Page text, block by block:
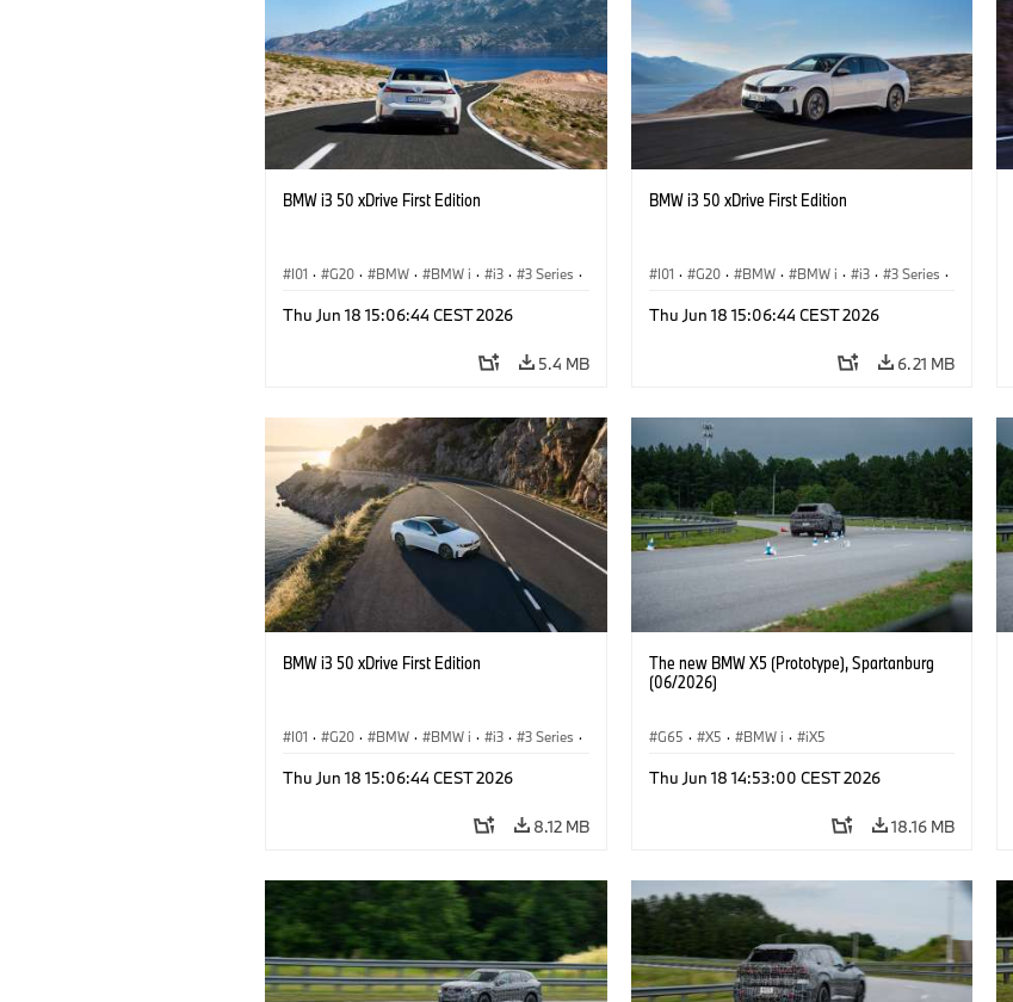
BMW i3 50 xDrive First Edition
I01 · G20 · BMW · BMW i · i3 · 3 Series ·
Thu Jun 18 15:06:44 CEST 2026
5.4 MB
BMW i3 50 xDrive First Edition
I01 · G20 · BMW · BMW i · i3 · 3 Series ·
Thu Jun 18 15:06:44 CEST 2026
6.21 MB
BMW i3 50 xDrive First Edition
I01 · G20 · BMW · BMW i · i3 · 3 Series ·
Thu Jun 18 15:06:44 CEST 2026
8.12 MB
The new BMW X5 (Prototype), Spartanburg
(06/2026)
G65 · X5 · BMW i · iX5
Thu Jun 18 14:53:00 CEST 2026
18.16 MB